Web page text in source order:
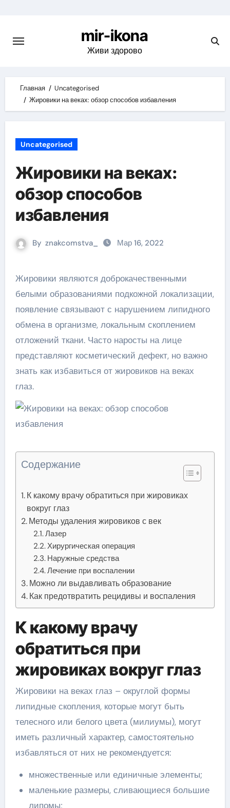
content
mir-ikona
Живи здорово
Главная
Uncategorised
Жировики на веках: обзор способов избавления
Uncategorised
Жировики на веках:
обзор способов
избавления
By znakcomstva_ Мар 16, 2022
Жировики являются доброкачественными
белыми образованиями подкожной локализации,
появление связывают с нарушением липидного
обмена в организме, локальным скоплением
отложений ткани. Часто наросты на лице
представляют косметический дефект, но важно
знать как избавиться от жировиков на веках
глаз.
Содержание
К какому врачу обратиться при жировиках
вокруг глаз
Методы удаления жировиков с век
Лазер
Хирургическая операция
Наружные средства
Лечение при воспалении
Можно ли выдавливать образование
Как предотвратить рецидивы и воспаления
К какому врачу
обратиться при
жировиках вокруг глаз
Жировики на веках глаз – округлой формы
липидные скопления, которые могут быть
телесного или белого цвета (милиумы), могут
иметь различный характер, самостоятельно
избавляться от них не рекомендуется:
множественные или единичные элементы;
маленькие размеры, сливающиеся большие
липомы;